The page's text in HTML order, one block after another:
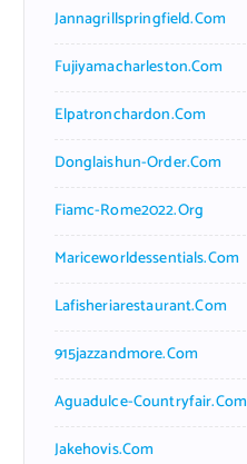
Jannagrillspringfield.com
Fujiyamacharleston.com
Elpatronchardon.com
Donglaishun-Order.com
Fiamc-Rome2022.org
Mariceworldessentials.com
Lafisheriarestaurant.com
915jazzandmore.com
Aguadulce-Countryfair.com
Jakehovis.com